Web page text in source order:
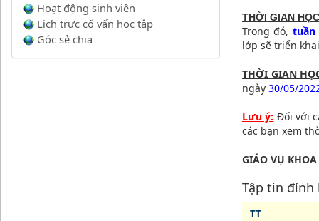
Hoạt động sinh viên
Lịch trực cố vấn học tập
Góc sẻ chia
THỜI GIAN
Trong đó, tuần
lớp sẽ triển
THỜI GIAN
ngày 30/05/
Lưu ý: Đối với
các bạn xem
GIÁO VỤ KHOA
Tập tin đính
TT